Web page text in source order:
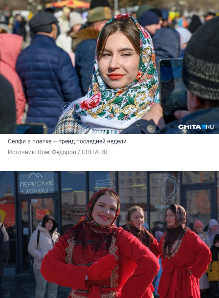
Селфи в платке — тренд последней недели
Источник: Олег Федоров / CHITA.RU